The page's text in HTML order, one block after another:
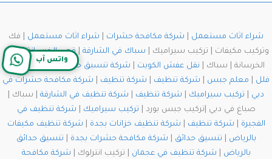
شراء اثاث مستعمل شركة مكافحة حشرات شراء اثاث مستعمل | فك
وتركيب مكيفات | تركيب سيراميك | سباك في الشارقة |قص الخرسانة| قص
الخرسانة | سباك | نقل عفش الكويت شركة تنسيق حدائق
شركة تنظيف
فلل
معلم جبس شركة تنظيف شركة تنظيف
شركة مكافحة حشرات في
دبي
تركيب سيراميك شركة تنظيف شركة تنظيف في الشارقة | سباك |
صباغ في دبي |تركيب جبس بورد | تركيب سيراميك
شركة تنظيف في
الفجيرة
شركة تنظيف شركة تنظيف خزانات بجدة
شركة تنظيف مكيفات
بالرياض
تنسيق حدائق شركة مكافحة حشرات بجدة
تنسيق حدائق
بالرياض
شركة تنظيف في عجمان | تركيب انترلوك | شركة مكافحة
واتس آب